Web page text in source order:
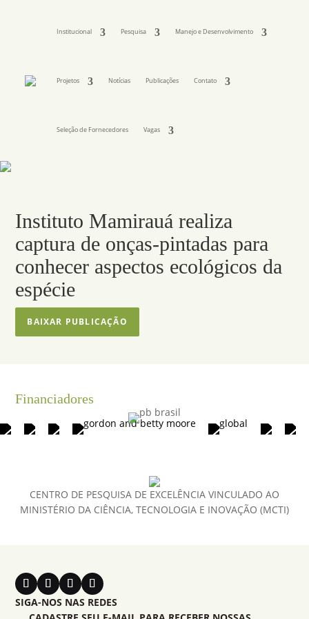
Institucional Pesquisa Manejo e Desenvolvimento
Projetos Notícias Publicações Contato
Seleção de Fornecedores Vagas
Instituto Mamirauá realiza
captura de onças-pintadas para
conhecer aspectos ecológicos da
espécie
BAIXAR PUBLICAÇÃO
Financiadores
CENTRO DE PESQUISA DE EXCELÊNCIA VINCULADO AO
MINISTÉRIO DA CIÊNCIA, TECNOLOGIA E INOVAÇÃO (MCTI)
SIGA-NOS NAS REDES